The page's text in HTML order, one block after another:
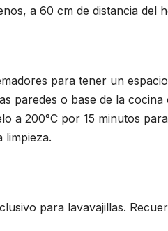
a 60 cm de distancia del
para tener un
paredes o base de la
a 200°C por 15 minutos
limpieza.
para lavavajillas.